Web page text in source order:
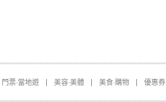
門票∙當地遊 美容∙美體 美食∙購物 優惠券